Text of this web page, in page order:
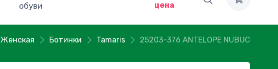
обуви
цена
Женская Ботинки Tamaris 25203-376 ANTELOPE NUBUC